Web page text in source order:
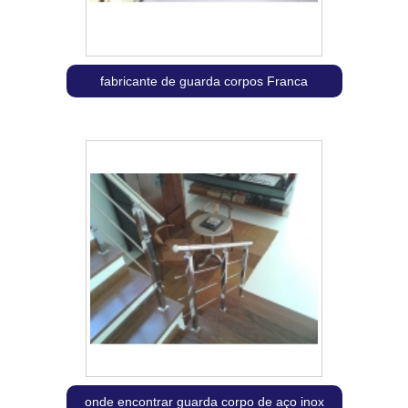
fabricante de guarda corpos Franca
onde encontrar guarda corpo de aço inox